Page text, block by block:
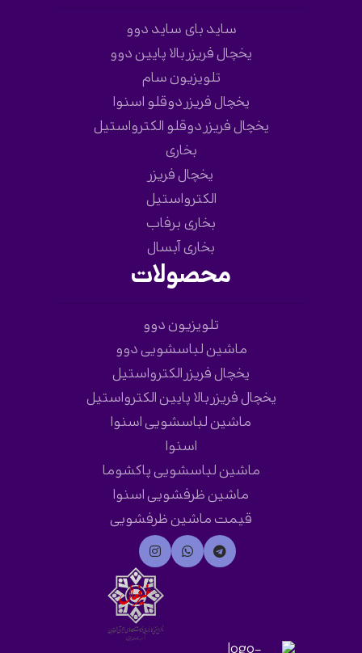
ساید بای ساید دوو
یخچال فریزر بالا پایین دوو
تلویزیون سام
یخچال فریزر دوقلو اسنوا
یخچال فریزر دوقلو الکترواستیل
بخاری
یخچال فریزر
الکترواستیل
بخاری برفاب
بخاری آبسال
محصولات
تلویزیون دوو
ماشین لباسشویی دوو
یخچال فریزر الکترواستیل
یخچال فریزر بالا پایین الکترواستیل
ماشین لباسشویی اسنوا
اسنوا
ماشین لباسشویی پاکشوما
ماشین ظرفشویی اسنوا
قیمت ماشین ظرفشویی